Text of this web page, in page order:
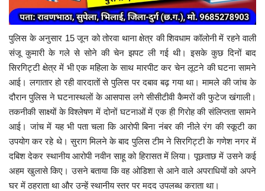
पुलिस के अनुसार 15 जून को तोरवा थाना क्षेत्र की शिवधाम कॉलोनी में रहने वाली
संजू कुमारी के गले से सोने की चेन झपट ली गई थी। इसके कुछ दिनों बाद
सिरगिट्टी क्षेत्र में भी एक महिला के साथ मारपीट कर चेन लूटने की घटना सामने
आई। लगातार हो रही वारदातों से पुलिस पर दबाव बढ़ गया था।मामले की जांच के
दौरान पुलिस ने घटनास्थलों के आसपास लगे सीसीटीवी कैमरों की फुटेज खंगाली।
तकनीकी साक्ष्यों के विश्लेषण में दोनों घटनाओं में एक ही गिरोह की संलिप्तता सामने
आई। जांच में यह भी पता चला कि आरोपी बिना नंबर की नीले रंग की स्कूटी का
उपयोग कर रहे थे।सुराग मिलने के बाद पुलिस टीम ने सिरगिट्टी के गणेश नगर में
दबिश देकर स्थानीय आरोपी नवीन साहू को हिरासत में लिया। पूछताछ में उसने कई
अहम खुलासे किए। उसने बताया कि वह ओडिशा से आने वाले अपराधियों को अपने
घर में ठहराता था और उन्हें स्थानीय स्तर पर मदद उपलब्ध कराता था।